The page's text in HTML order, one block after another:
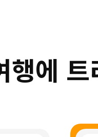
에 트